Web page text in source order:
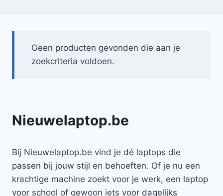
Geen producten gevonden die aan je
zoekcriteria voldoen.
Nieuwelaptop.be
Bij Nieuwelaptop.be vind je dé laptops die
passen bij jouw stijl en behoeften. Of je nu een
krachtige machine zoekt voor je werk, een laptop
voor school of gewoon iets voor dagelijks